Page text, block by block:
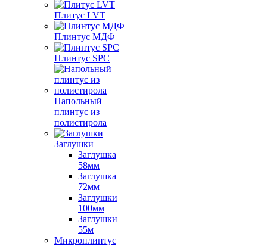
Плитус LVT
Плинтус МДФ
Плинтус SPC
Напольный
плинтус из
полистирола
Заглушки
Заглушка
58мм
Заглушка
72мм
Заглушки
100мм
Заглушки
55м
Микроплинтус